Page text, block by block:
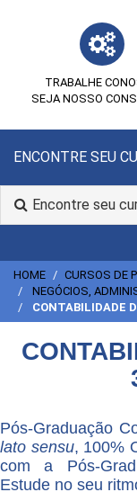
TRABALHE
SEJA NOSSO
ENCONTRE SEU
Encontre seu
HOME
CURSOS DE
NEGÓCIOS,
CONTABILIDADE
Pós-Graduação
lato sensu, 100%
com a Pós-
Estude no seu